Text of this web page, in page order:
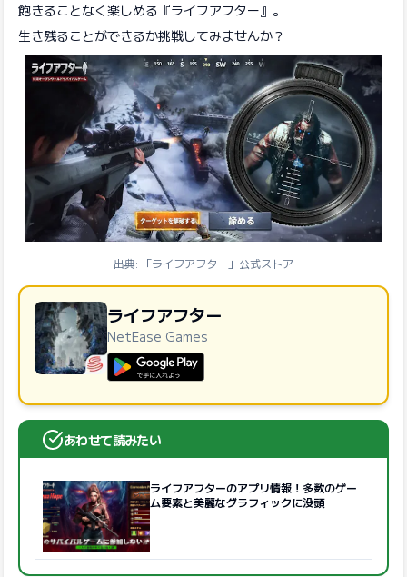
飽きることなく楽しめる『ライフアフター』。
生き残ることができるか挑戦してみませんか？
出典: 「ライフアフター」公式ストア
ライフアフター
NetEase Games
あわせて読みたい
ライフアフターのアプリ情報！多数のゲー
ム要素と美麗なグラフィックに没頭